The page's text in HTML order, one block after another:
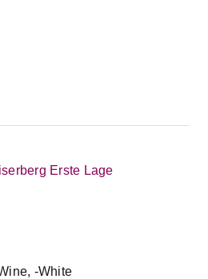
Erste Lage
-White